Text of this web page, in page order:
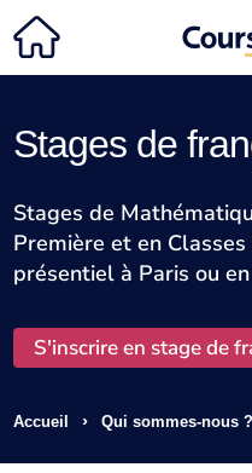
Stages de
Stages de
Première et en
présentiel à Paris ou
S'inscrire en stage de
Accueil › Qui sommes-nous ?